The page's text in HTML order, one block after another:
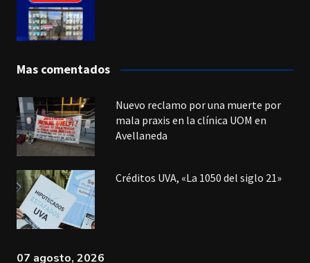
Mas comentados
Nuevo reclamo por una muerte por
mala praxis en la clínica UOM en
Avellaneda
Créditos UVA, «La 1050 del siglo 21»
07 agosto, 2026